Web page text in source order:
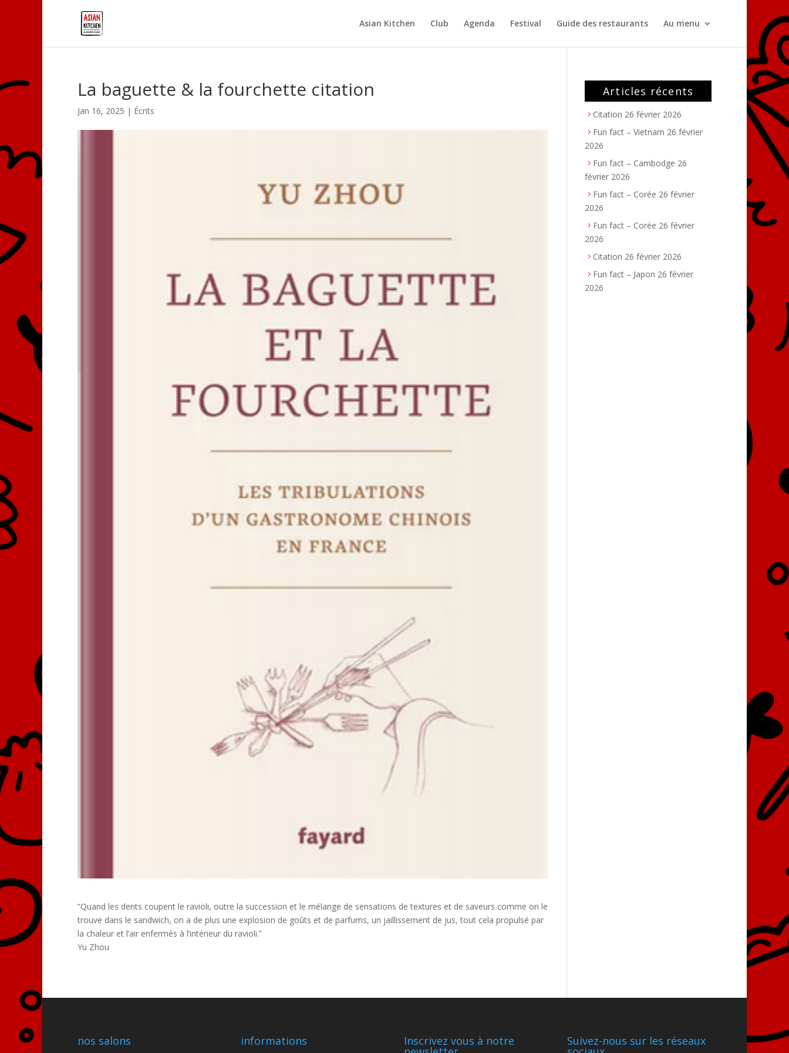
Asian Kitchen Club Agenda Festival Guide des restaurants Au menu
La baguette & la fourchette citation
Jan 16, 2025 | Écrits
“Quand les dents coupent le ravioli, outre la succession et le mélange de sensations de textures et de saveurs comme on le
trouve dans le sandwich, on a de plus une explosion de goûts et de parfums, un jaillissement de jus, tout cela propulsé par
la chaleur et l’air enfermés à l’intérieur du ravioli.”
Yu Zhou
Articles récents
Citation 26 février 2026
Fun fact – Vietnam 26 février
2026
Fun fact – Cambodge 26
février 2026
Fun fact – Corée 26 février
2026
Fun fact – Corée 26 février
2026
Citation 26 février 2026
Fun fact – Japon 26 février
2026
nos salons informations Inscrivez vous à notre Suivez-nous sur les réseaux